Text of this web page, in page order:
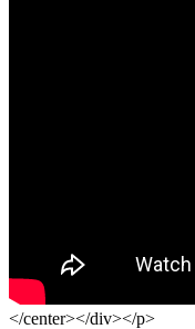
</center></div></p>